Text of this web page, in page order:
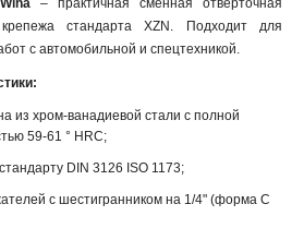
– практичная сменная отверточная
стандарта XZN. Подходит для
с автомобильной и спецтехникой.
из хром-ванадиевой стали с полной
59-61 ° HRC;
DIN 3126 ISO 1173;
с шестигранником на 1/4" (форма C